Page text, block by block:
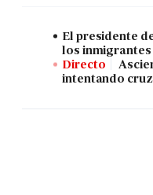
El presidente
los inmigrantes
Directo
intentando